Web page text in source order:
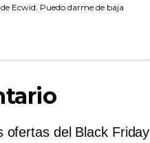
Ecwid. Puedo darme de baja
ofertas del Black Friday